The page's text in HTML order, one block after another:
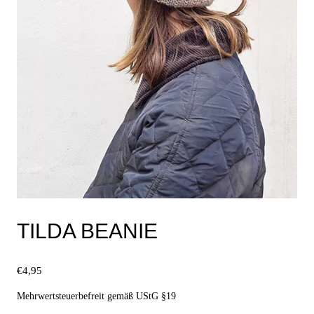
TILDA BEANIE
€4,95
Mehrwertsteuerbefreit gemäß UStG §19